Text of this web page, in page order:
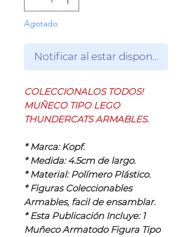
Agotado
Notificar al estar disponible
COLECCIONALOS TODOS!
MUÑECO TIPO LEGO
THUNDERCATS ARMABLES.
* Marca: Kopf.
* Medida: 4.5cm de largo.
* Material: Polímero Plástico.
* Figuras Coleccionables
Armables, facil de ensamblar.
* Esta Publicación Incluye: 1
Muñeco Armatodo Figura Tipo